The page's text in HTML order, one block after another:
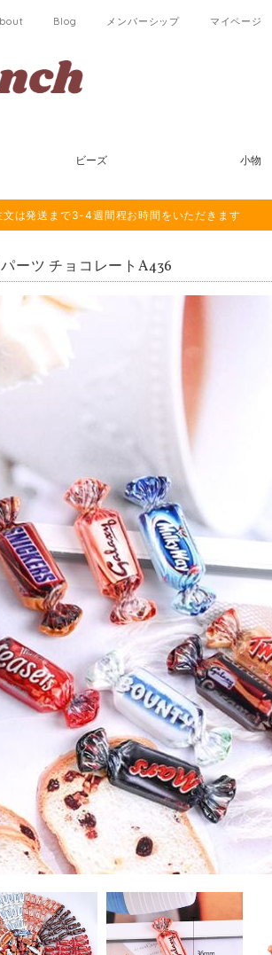
Blog メンバーシップ マイページ
ビーズ 小物
は発送まで3-4週間程お時間をいただきます
ーツ チョコレートA436